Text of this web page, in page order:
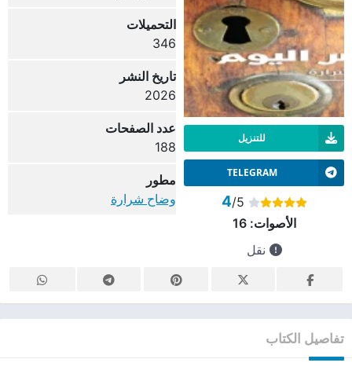
للتنزيل
TELEGRAM
4/5
الأصوات:16
نقل
التحميلات
346
تاريخ النشر
2026
عدد الصفحات
188
مطور
وضاح شرارة
تفاصيل الكتاب